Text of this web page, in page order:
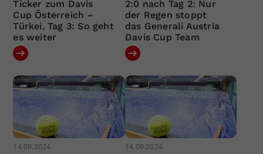
Ticker zum Davis
Cup Österreich –
Türkei, Tag 3: So geht
es weiter
2:0 nach Tag 2: Nur
der Regen stoppt
das Generali Austria
Davis Cup Team
14.09.2024 14.09.2024